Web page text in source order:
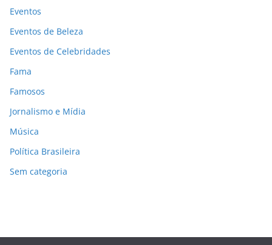
Eventos
Eventos de Beleza
Eventos de Celebridades
Fama
Famosos
Jornalismo e Mídia
Música
Política Brasileira
Sem categoria